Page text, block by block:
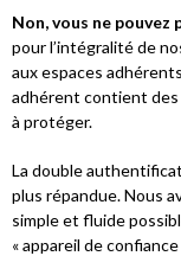
Non, vous ne pouvez
pour l’intégralité de
aux espaces
adhérent contient des
à protéger.
La double
plus répandue. Nous
simple et fluide
« appareil de